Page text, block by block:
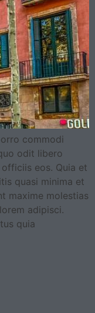
commodi
odit libero
eos. Quia et
quasi minima et
maxime molestias
adipisci.
quia